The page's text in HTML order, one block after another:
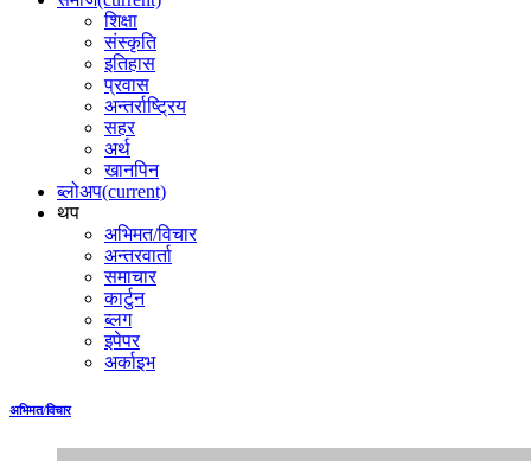
शिक्षा
संस्कृति
इतिहास
प्रवास
अन्तर्राष्ट्रिय
सहर
अर्थ
खानपिन
ब्लोअप(current)
थप
अभिमत/विचार
अन्तरवार्ता
समाचार
कार्टुन
ब्लग
इपेपर
अर्काइभ
अभिमत/विचार